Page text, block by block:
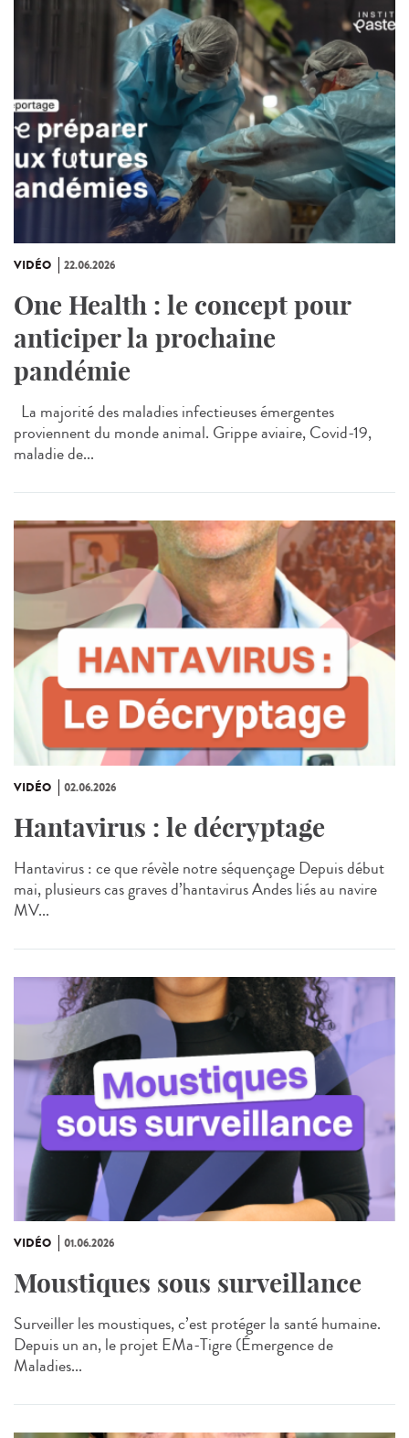
VIDÉO 22.06.2026
One Health : le concept pour
anticiper la prochaine
pandémie
La majorité des maladies infectieuses émergentes
proviennent du monde animal. Grippe aviaire, Covid-19,
maladie de...
VIDÉO 02.06.2026
Hantavirus : le décryptage
Hantavirus : ce que révèle notre séquençage Depuis début
mai, plusieurs cas graves d’hantavirus Andes liés au navire
MV...
VIDÉO 01.06.2026
Moustiques sous surveillance
Surveiller les moustiques, c’est protéger la santé humaine.
Depuis un an, le projet EMa‑Tigre (Émergence de
Maladies...